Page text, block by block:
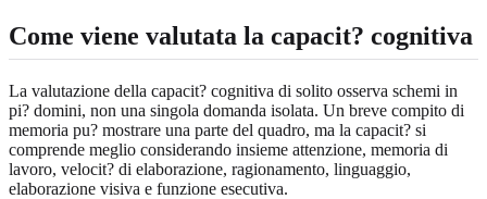
Come viene valutata la capacit? cognitiva
La valutazione della capacit? cognitiva di solito osserva schemi in
pi? domini, non una singola domanda isolata. Un breve compito di
memoria pu? mostrare una parte del quadro, ma la capacit? si
comprende meglio considerando insieme attenzione, memoria di
lavoro, velocit? di elaborazione, ragionamento, linguaggio,
elaborazione visiva e funzione esecutiva.